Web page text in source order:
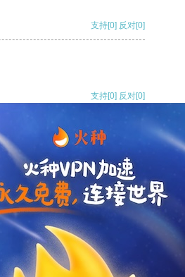
支持[0] 反对[0]
支持[0] 反对[0]
支持[0] 反对
支持